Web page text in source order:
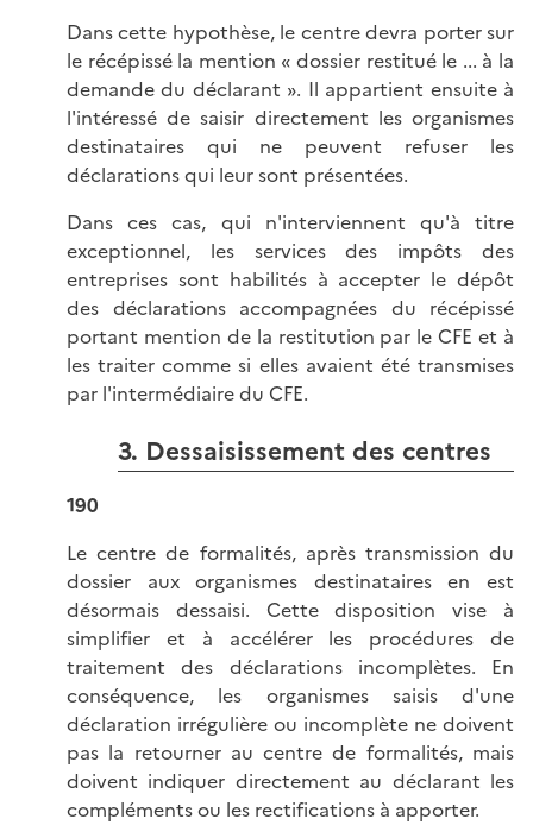
Dans cette hypothèse, le centre devra porter sur
le récépissé la mention « dossier restitué le ... à la
demande du déclarant ». Il appartient ensuite à
l'intéressé de saisir directement les organismes
destinataires qui ne peuvent refuser les
déclarations qui leur sont présentées.
Dans ces cas, qui n'interviennent qu'à titre
exceptionnel, les services des impôts des
entreprises sont habilités à accepter le dépôt
des déclarations accompagnées du récépissé
portant mention de la restitution par le CFE et à
les traiter comme si elles avaient été transmises
par l'intermédiaire du CFE.
3. Dessaisissement des centres
190
Le centre de formalités, après transmission du
dossier aux organismes destinataires en est
désormais dessaisi. Cette disposition vise à
simplifier et à accélérer les procédures de
traitement des déclarations incomplètes. En
conséquence, les organismes saisis d'une
déclaration irrégulière ou incomplète ne doivent
pas la retourner au centre de formalités, mais
doivent indiquer directement au déclarant les
compléments ou les rectifications à apporter.